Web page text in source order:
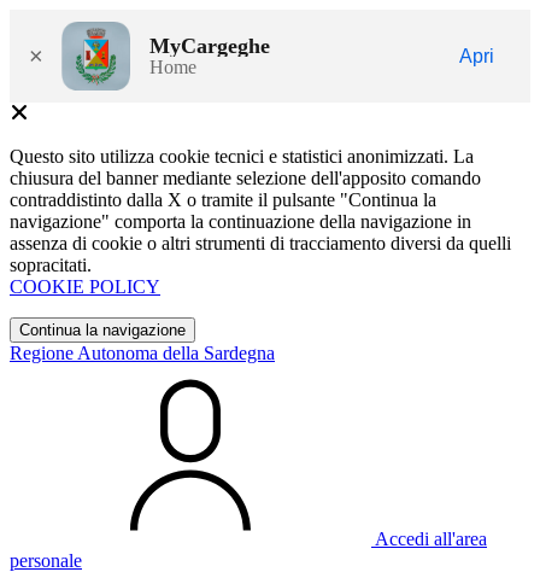
× MyCargeghe
Home
Apri
Questo sito utilizza cookie tecnici e statistici anonimizzati. La
chiusura del banner mediante selezione dell'apposito comando
contraddistinto dalla X o tramite il pulsante "Continua la
navigazione" comporta la continuazione della navigazione in
assenza di cookie o altri strumenti di tracciamento diversi da quelli
sopracitati.
COOKIE POLICY
Continua la navigazione
Regione Autonoma della Sardegna
Accedi all'area
personale